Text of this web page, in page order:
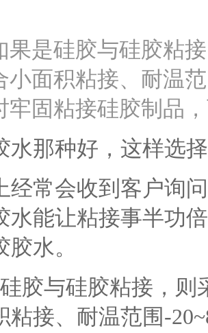
果是硅胶与硅胶粘
小面积粘接、耐温
牢固粘接硅胶制品
水那种好，这样选
经常会收到客户询
水能让粘接事半功
水。
胶与硅胶粘接，则
粘接、耐温范围-